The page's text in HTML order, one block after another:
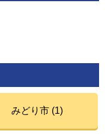
みどり市 (1)